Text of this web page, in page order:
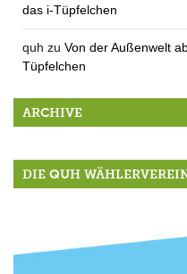
das i-Tüpfelchen
quh zu Von der Außenwelt
Tüpfelchen
ARCHIVE
DIE QUH